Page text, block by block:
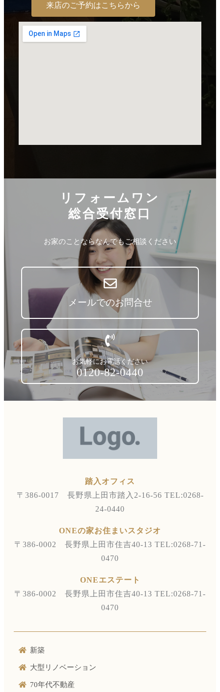
来店のご予約はこちらから
リフォームワン
総合受付窓口
お家のことならなんでもご相談ください
メールでのお問合せ
お気軽にお電話ください
0120-82-0440
踏入オフィス
〒386-0017 長野県上田市踏入2-16-56 TEL:0268-
24-0440
ONEの家お住まいスタジオ
〒386-0002 長野県上田市住吉40-13 TEL:0268-71-
0470
ONEエステート
〒386-0002 長野県上田市住吉40-13 TEL:0268-71-
0470
新築
大型リノベーション
70年代不動産